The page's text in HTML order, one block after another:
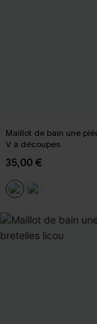
Maillot de bain une
V à découpes
35,00 €